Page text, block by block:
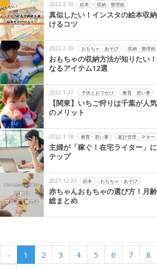
2022.2.10 絵本 収納・整理術
真似したい！インスタの絵本収
けるコツ
2022.2.10 おもちゃ・あそび 収納・整理術
おもちゃの収納方法が知りたい
なるアイテム12選
2022.1.27 子供とおでかけ 教育・習い事
【関東】いちご狩りは千葉が人
のメリット
2022.1.18 教育・習い事 家計管理・マネー
主婦が「稼ぐ！在宅ライター」
テップ
2021.12.23 絵本 おもちゃ・あそび
赤ちゃんおもちゃの選び方！月
総まとめ
« 1 2 3 4 5 6 7 8